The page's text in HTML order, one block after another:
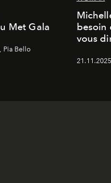
Met Gala
Pia Bello
besoin
vous